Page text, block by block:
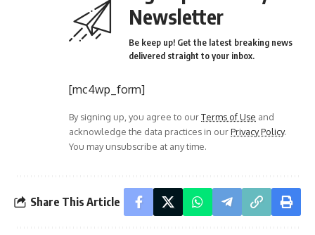
Newsletter
Be keep up! Get the latest breaking news
delivered straight to your inbox.
[mc4wp_form]
By signing up, you agree to ourTerms of Use and
acknowledge the data practices in ourPrivacy Policy.
You may unsubscribe at any time.
Share This Article